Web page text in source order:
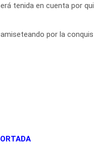
tenida en cuenta por
por la